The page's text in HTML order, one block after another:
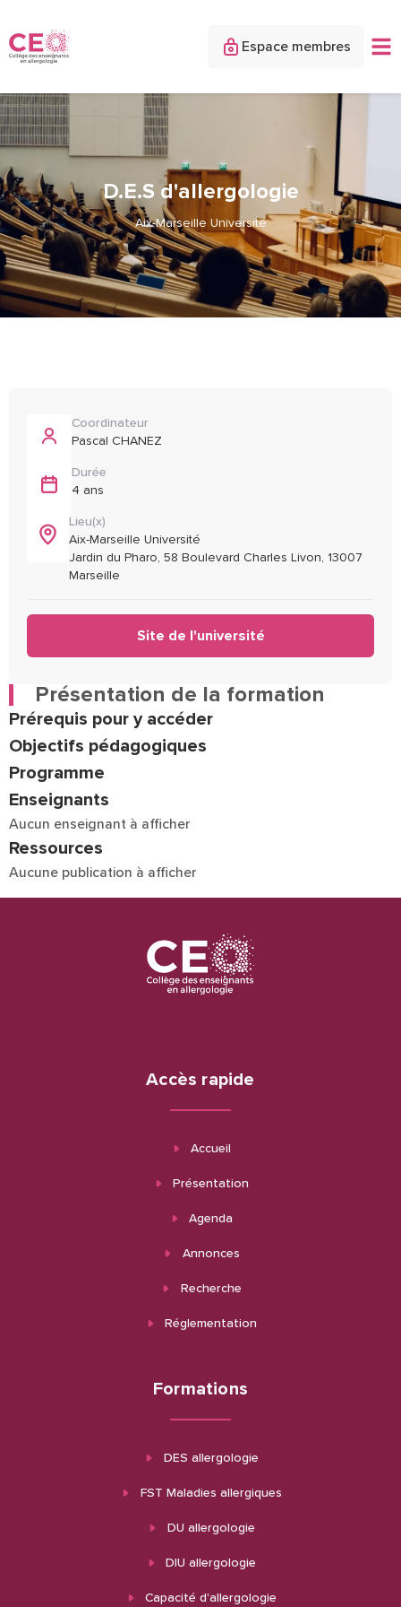
Espace membres
D.E.S d'allergologie
Aix-Marseille Université
Présentation de la formation
Prérequis pour y accéder
Objectifs pédagogiques
Programme
Enseignants
Aucun enseignant à afficher
Ressources
Aucune publication à afficher
Coordinateur
Pascal CHANEZ
Durée
4 ans
Lieu(x)
Aix-Marseille Université
Jardin du Pharo, 58 Boulevard Charles Livon, 13007
Marseille
Site de l'université
Accès rapide
Accueil
Présentation
Agenda
Annonces
Recherche
Réglementation
Formations
DES allergologie
FST Maladies allergiques
DU allergologie
DIU allergologie
Capacité d'allergologie